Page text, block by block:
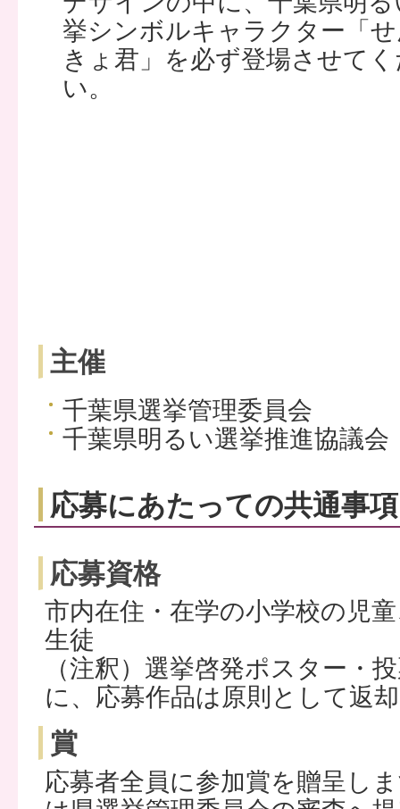
挙シンボルキャラクター「
きょ君」を必ず登場させて
い。
主催
千葉県選挙管理委員会
千葉県明るい選挙推進協議会
応募にあたっての共通事項
応募資格
市内在住・在学の小学校の児
生徒
（注釈）選挙啓発ポスター・
に、応募作品は原則として返
賞
応募者全員に参加賞を贈呈し